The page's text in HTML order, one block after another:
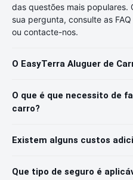
das questões mais populares.
sua pergunta, consulte as
ou contacte-nos.
O EasyTerra Aluguer de
O que é que necessito de
carro?
Existem alguns custos
Que tipo de seguro é